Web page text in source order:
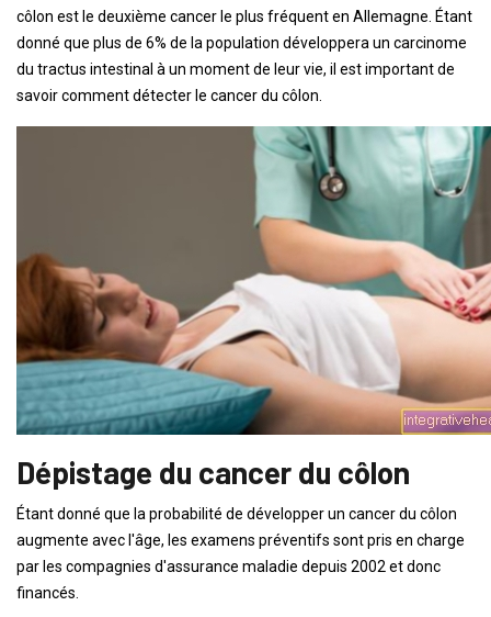
côlon est le deuxième cancer le plus fréquent en Allemagne. Étant
donné que plus de 6% de la population développera un carcinome
du tractus intestinal à un moment de leur vie, il est important de
savoir comment détecter le cancer du côlon.
Dépistage du cancer du côlon
Étant donné que la probabilité de développer un cancer du côlon
augmente avec l'âge, les examens préventifs sont pris en charge
par les compagnies d'assurance maladie depuis 2002 et donc
financés.